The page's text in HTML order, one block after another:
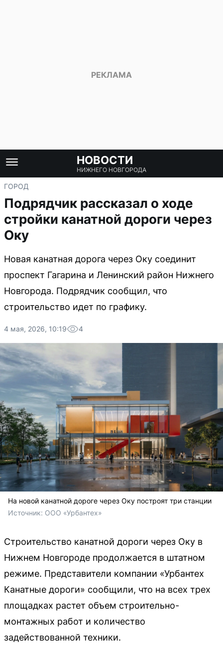
НОВОСТИ
НИЖНЕГО НОВГОРОДА
ГОРОД
Подрядчик рассказал о ходе
стройки канатной дороги через
Оку
Новая канатная дорога через Оку соединит
проспект Гагарина и Ленинский район Нижнего
Новгорода. Подрядчик сообщил, что
строительство идет по графику.
4 мая, 2026, 10:19 4
На новой канатной дороге через Оку построят три станции
Источник: ООО «Урбантех»
Строительство канатной дороги через Оку в
Нижнем Новгороде продолжается в штатном
режиме. Представители компании «Урбантех
Канатные дороги» сообщили, что на всех трех
площадках растет объем строительно-
монтажных работ и количество
задействованной техники.